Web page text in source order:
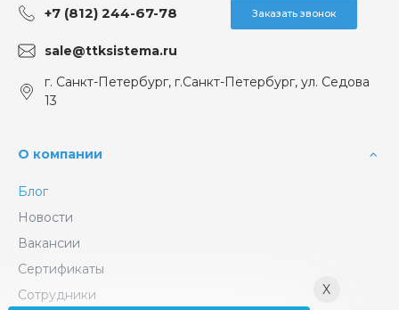
+7 (812) 244-67-78 Заказать звонок
sale@ttksistema.ru
г. Санкт-Петербург, г.Санкт-Петербург, ул. Седова
13
О компании
Блог
Новости
Вакансии
Сертификаты
Сотрудники
X